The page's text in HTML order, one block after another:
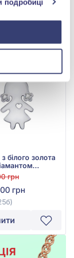
подробиці
з білого золота
С725б
грн
грн